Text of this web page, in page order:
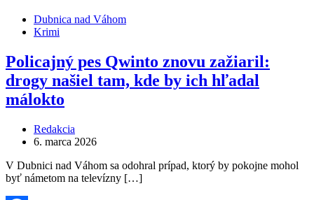
Dubnica nad Váhom
Krimi
Policajný pes Qwinto znovu zažiaril:
drogy našiel tam, kde by ich hľadal
málokto
Redakcia
6. marca 2026
V Dubnici nad Váhom sa odohral prípad, ktorý by pokojne mohol
byť námetom na televízny […]